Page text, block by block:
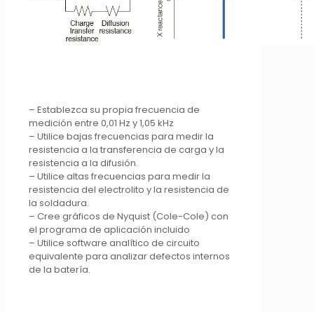
– Establezca su propia frecuencia de
medición entre 0,01 Hz y 1,05 kHz
– Utilice bajas frecuencias para medir la
resistencia a la transferencia de carga y la
resistencia a la difusión.
– Utilice altas frecuencias para medir la
resistencia del electrolito y la resistencia de
la soldadura.
– Cree gráficos de Nyquist (Cole-Cole) con
el programa de aplicación incluido
– Utilice software analítico de circuito
equivalente para analizar defectos internos
de la batería.